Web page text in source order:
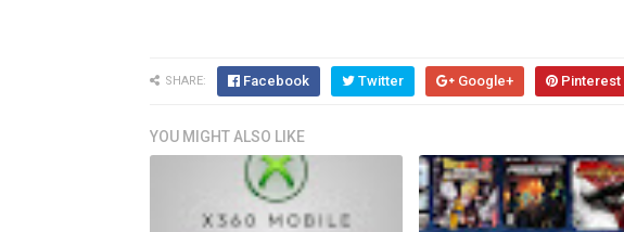
SHARE: Facebook Twitter Google+ Pinterest
YOU MIGHT ALSO LIKE